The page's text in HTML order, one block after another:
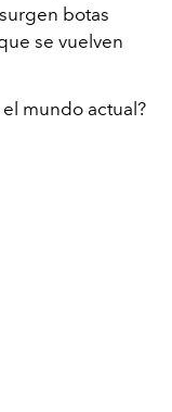
botas
se vuelven
mundo actual?